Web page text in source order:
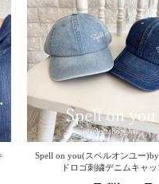
Spell on you(スペルオンユー
ドロゴ刺繍デニムキャッ